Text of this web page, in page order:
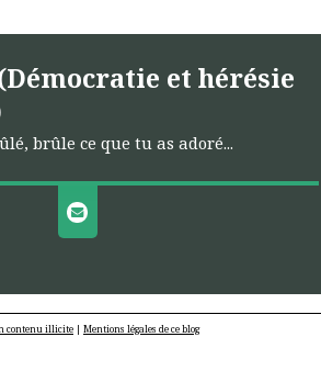
et hérésie
brûle ce que tu as adoré...
contenu illicite | Mentions légales de ce blog